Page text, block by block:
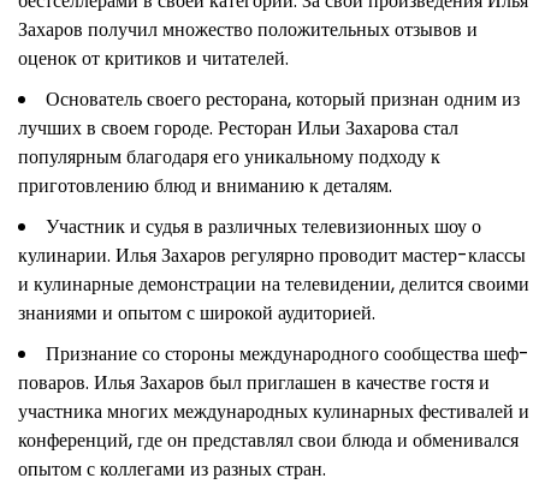
Захаров получил множество положительных отзывов и
оценок от критиков и читателей.
Основатель своего ресторана, который признан одним из
лучших в своем городе. Ресторан Ильи Захарова стал
популярным благодаря его уникальному подходу к
приготовлению блюд и вниманию к деталям.
Участник и судья в различных телевизионных шоу о
кулинарии. Илья Захаров регулярно проводит мастер-классы
и кулинарные демонстрации на телевидении, делится своими
знаниями и опытом с широкой аудиторией.
Признание со стороны международного сообщества шеф-
поваров. Илья Захаров был приглашен в качестве гостя и
участника многих международных кулинарных фестивалей и
конференций, где он представлял свои блюда и обменивался
опытом с коллегами из разных стран.